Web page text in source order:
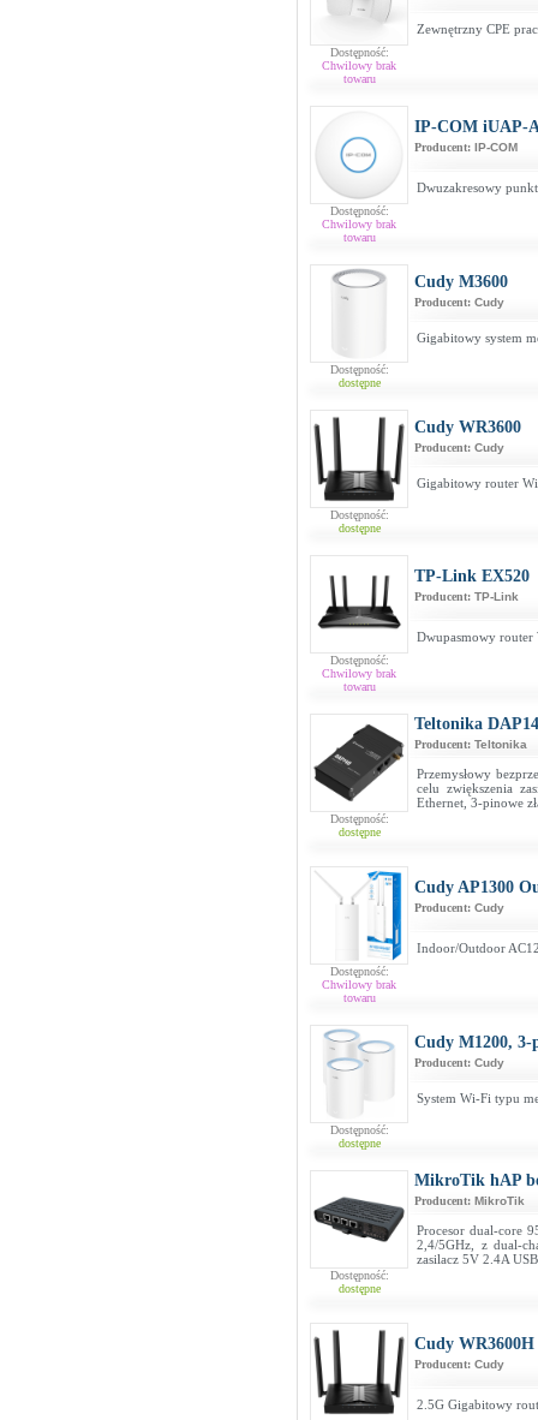
Dostępność:
Chwilowy brak
towaru
Zewnętrzny CPE
Dostępność:
Chwilowy brak
towaru
IP-COM iUAP-
Producent: IP-COM
Dwuzakresowy
Dostępność:
dostępne
Cudy M3600
Producent: Cudy
Gigabitowy system
Dostępność:
dostępne
Cudy WR3600
Producent: Cudy
Gigabitowy router
Dostępność:
Chwilowy brak
towaru
TP-Link EX520
Producent: TP-Link
Dwupasmowy router
Dostępność:
dostępne
Teltonika
Producent: Teltonika
Przemysłowy
celu zwiększenia
Ethernet, 3-pinowe
Dostępność:
Chwilowy brak
towaru
Cudy AP1300
Producent: Cudy
Indoor/Outdoor
Dostępność:
dostępne
Cudy M1200, 3-
Producent: Cudy
System Wi-Fi typu
Dostępność:
dostępne
MikroTik hAP
Producent: MikroTik
Procesor dual-core
2,4/5GHz, z dual-
zasilacz 5V 2.4A
Cudy WR3600H
Producent: Cudy
2.5G Gigabitowy